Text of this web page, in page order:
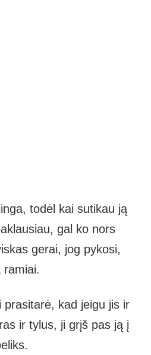
todėl kai sutikau ją
gal ko nors
gerai, jog pykosi,
ramiai.
kad jeigu jis ir
ir tylus, ji grįš pas ją į